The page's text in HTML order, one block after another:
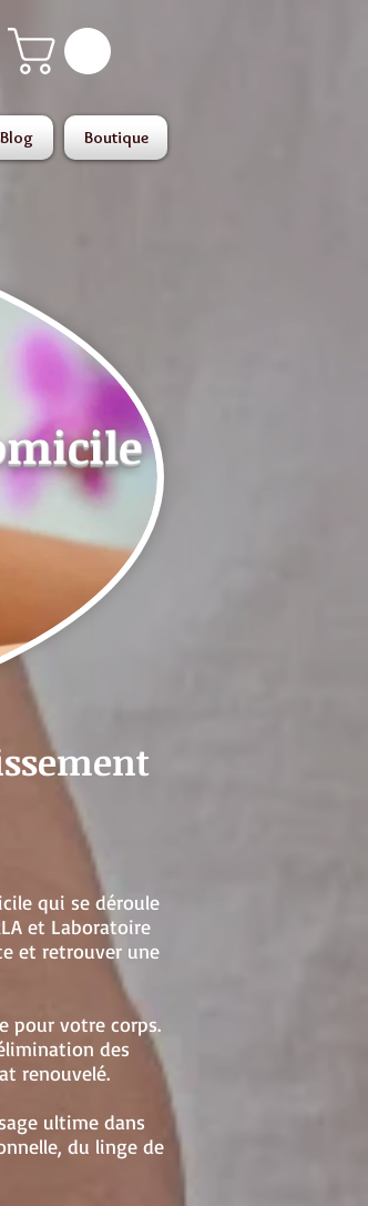
Blog Boutique
qui se déroule
et Laboratoire
et retrouver une
pour votre corps.
des
renouvelé.
ultime dans
du linge de